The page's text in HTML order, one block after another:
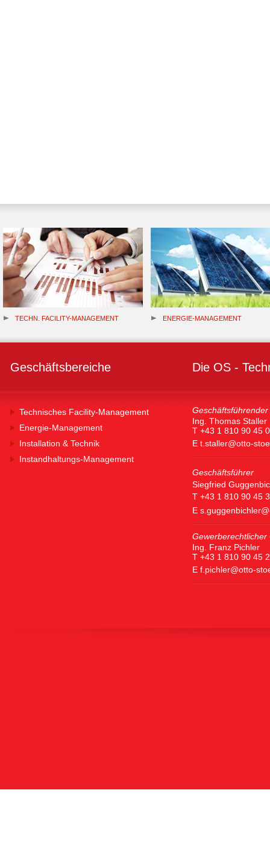
TECHN. FACILITY-MANAGEMENT ENERGIE-MANAGEMENT
Geschäftsbereiche Die OS -
Technisches Facility-Management
Energie-Management
Installation & Technik
Instandhaltungs-Management
Ing. Thomas Staller
T +43 1 810 90 45 0
E t.staller@otto-
Geschäftsführer
Siegfried
T +43 1 810 90 45
E
Gewerberechtlicher
Ing. Franz Pichler
T +43 1 810 90 45
E f.pichler@otto-